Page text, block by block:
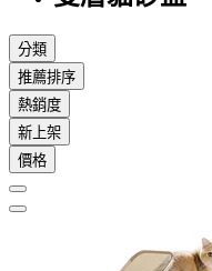
分類
推薦排序
熱銷度
新上架
價格